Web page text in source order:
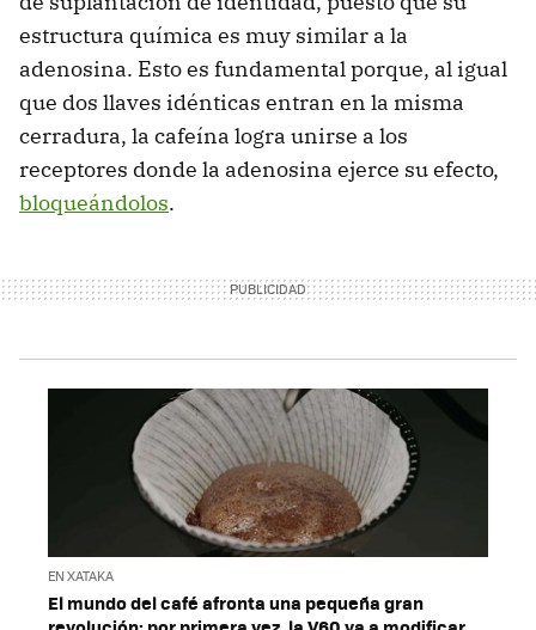
estructura química es muy similar a la
adenosina. Esto es fundamental porque, al igual
que dos llaves idénticas entran en la misma
cerradura, la cafeína logra unirse a los
receptores donde la adenosina ejerce su efecto,
bloqueándolos.
EN XATAKA
El mundo del café afronta una pequeña gran